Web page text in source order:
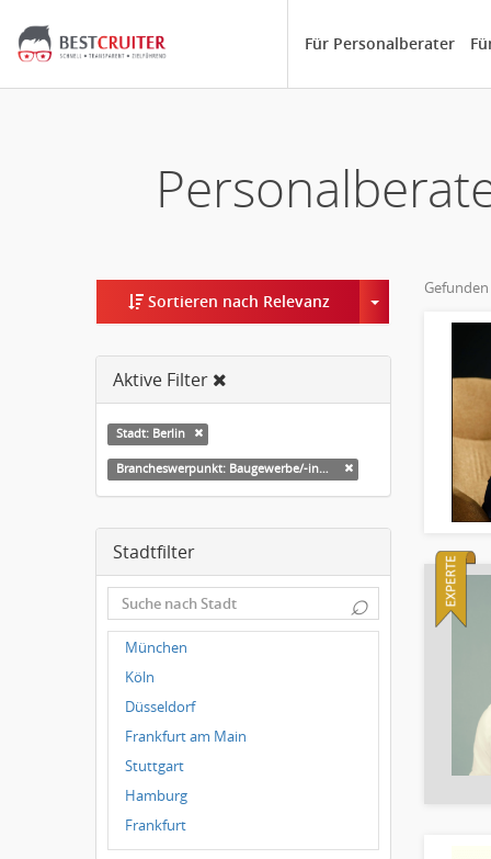
Für Personalberater
Sortieren nach Relevanz Toggle
Aktive Filter
Stadt: Berlin
Brancheswerpunkt: Baugewerbe/-industrie
Stadtfilter
⌕
München
Köln
Düsseldorf
Frankfurt am Main
Stuttgart
Hamburg
Frankfurt